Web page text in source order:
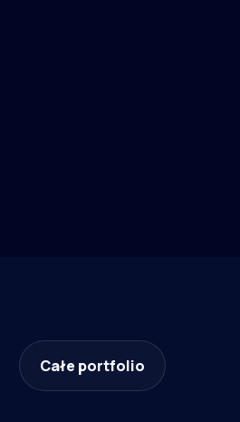
Całe portfolio